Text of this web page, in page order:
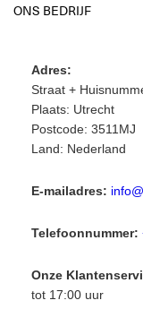
ONS BEDRIJF
Adres:
Straat +
Plaats: Utrecht
Postcode: 3511MJ
Land: Nederland
E-mailadres:
Telefoonnummer:
Onze
tot 17:00 uur